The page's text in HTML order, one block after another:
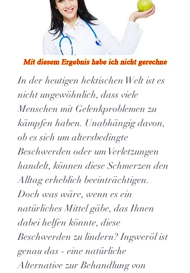
In der heutigen hektischen Welt ist es
nicht ungewöhnlich, dass viele
Menschen mit Gelenkproblemen zu
kämpfen haben. Unabhängig davon,
ob es sich um altersbedingte
Beschwerden oder um Verletzungen
handelt, können diese Schmerzen den
Alltag erheblich beeinträchtigen.
Doch was wäre, wenn es ein
natürliches Mittel gäbe, das Ihnen
dabei helfen könnte, diese
Beschwerden zu lindern? Ingweröl ist
genau das - eine natürliche
Alternative zur Behandlung von